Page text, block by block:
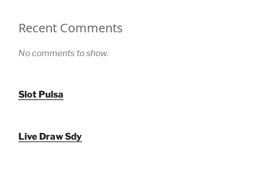
Recent Comments
No comments to show.
Slot Pulsa
Live Draw Sdy